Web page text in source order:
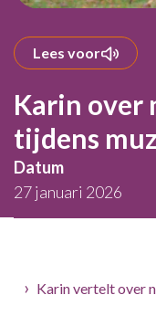
Lees voor
Karin over
tijdens
Datum
27 januari 2026
HomeKarin vertelt over